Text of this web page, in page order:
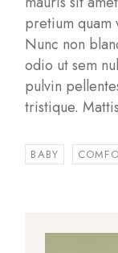
pretium quam
Nunc non
odio ut sem
pulvin
tristique.
BABY